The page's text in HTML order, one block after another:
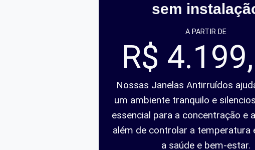
sem
A PARTIR DE
R$
Nossas Janelas Antirruídos
um ambiente tranquilo e
essencial para a concentração e
além de controlar a temperatura
a saúde e bem-estar.